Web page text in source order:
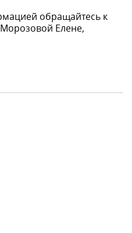
обращайтесь к
Елене,